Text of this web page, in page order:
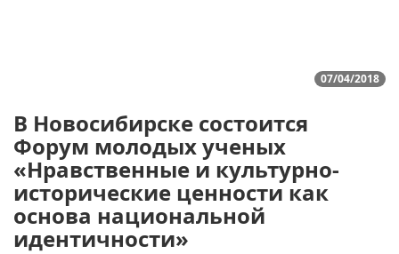
07/04/2018
В Новосибирске состоится
Форум молодых ученых
«Нравственные и культурно-
исторические ценности как
основа национальной
идентичности»